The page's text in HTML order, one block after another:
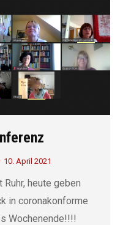
10. April 2021
heute geben
in coronakonforme
Wochenende!!!!